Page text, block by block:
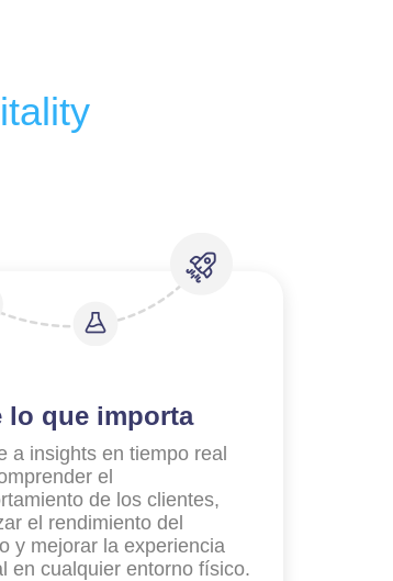
lo que importa
a insights en tiempo real
el
de los clientes,
el rendimiento del
y mejorar la experiencia
en cualquier entorno físico.